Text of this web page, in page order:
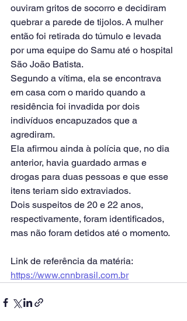
ouviram gritos de socorro e decidiram
quebrar a parede de tijolos. A mulher
então foi retirada do túmulo e levada
por uma equipe do Samu até o hospital
São João Batista.
Segundo a vítima, ela se encontrava
em casa com o marido quando a
residência foi invadida por dois
indivíduos encapuzados que a
agrediram.
Ela afirmou ainda à polícia que, no dia
anterior, havia guardado armas e
drogas para duas pessoas e que esse
itens teriam sido extraviados.
Dois suspeitos de 20 e 22 anos,
respectivamente, foram identificados,
mas não foram detidos até o momento.
Link de referência da matéria:
https://www.cnnbrasil.com.br